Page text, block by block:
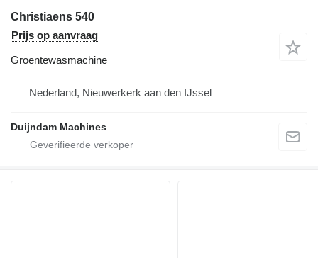
Christiaens 540
Prijs op aanvraag
Groentewasmachine
Nederland, Nieuwerkerk aan den IJssel
Duijndam Machines